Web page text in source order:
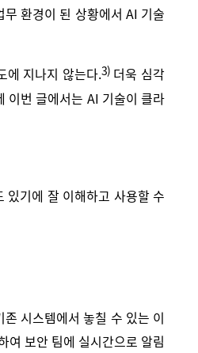
환경이 된 상황에서 AI 기술
에 지나지 않는다.3)더욱 심각
이번 글에서는 AI 기술이 클라
있기에 잘 이해하고 사용할 수
시스템에서 놓칠 수 있는 이
여 보안 팀에 실시간으로 알림